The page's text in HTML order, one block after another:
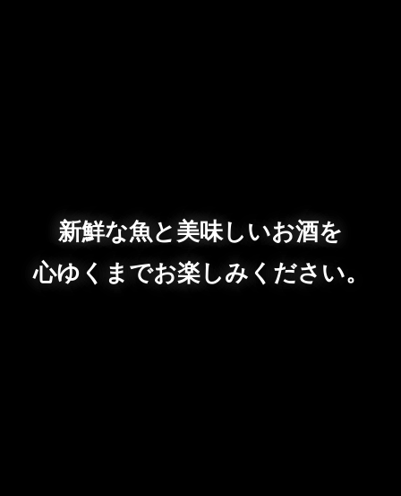
新鮮な魚と美味しいお酒を
心ゆくまでお楽しみください。